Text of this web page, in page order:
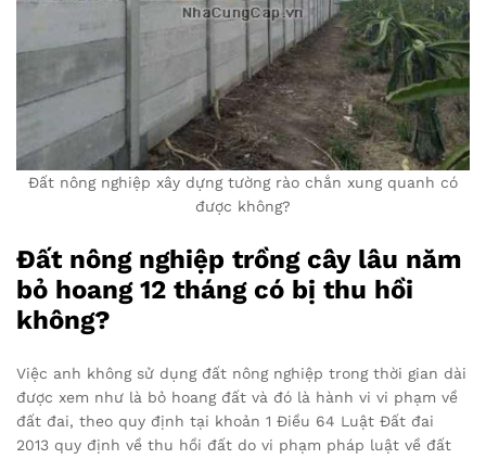
Đất nông nghiệp xây dựng tường rào chắn xung quanh có
được không?
Đất nông nghiệp trồng cây lâu năm
bỏ hoang 12 tháng có bị thu hồi
không?
Việc anh không sử dụng đất nông nghiệp trong thời gian dài
được xem như là bỏ hoang đất và đó là hành vi vi phạm về
đất đai, theo quy định tại khoản 1 Điều 64 Luật Đất đai
2013 quy định về thu hồi đất do vi phạm pháp luật về đất